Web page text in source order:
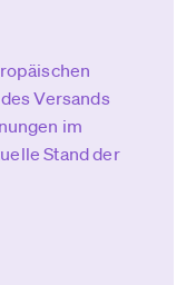
Versands
im
Stand der